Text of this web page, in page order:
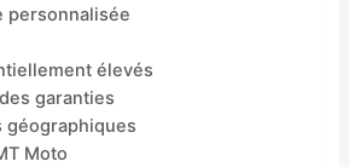
personnalisée
élevés
garanties
géographiques
Moto